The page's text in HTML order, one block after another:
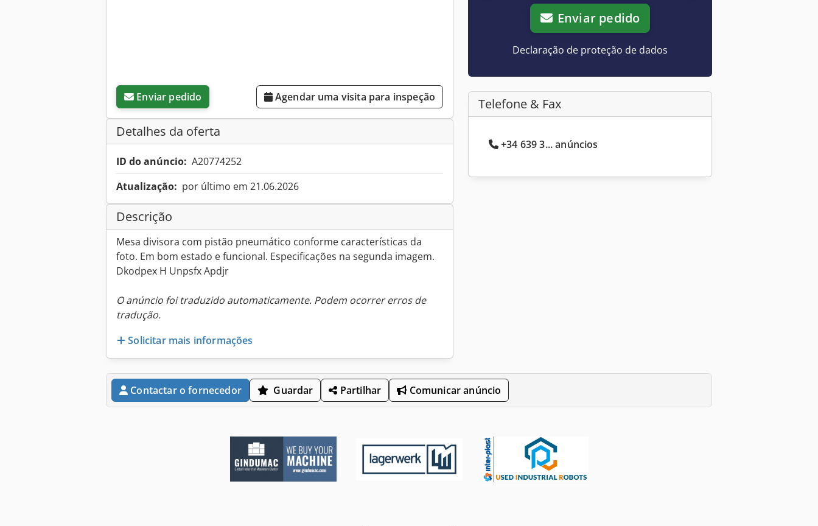
Enviar pedido Agendar uma visita para inspeção
Detalhes da oferta
ID do anúncio: A20774252
Atualização: por último em 21.06.2026
Descrição
Mesa divisora com pistão pneumático conforme características da
foto. Em bom estado e funcional. Especificações na segunda imagem.
Dkodpex H Unpsfx Apdjr
O anúncio foi traduzido automaticamente. Podem ocorrer erros de
tradução.
Solicitar mais informações
Enviar pedido
Declaração de proteção de dados
Telefone & Fax
+34 639 3... anúncios
Contactar o fornecedor Guardar Partilhar Comunicar anúncio